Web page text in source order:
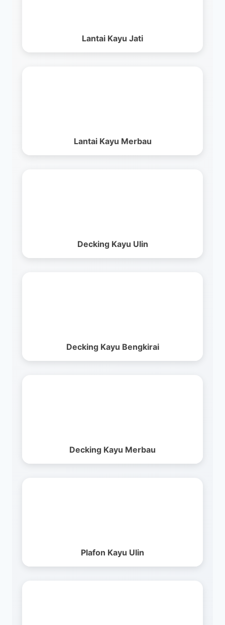
Lantai Kayu Jati
Lantai Kayu Merbau
Decking Kayu Ulin
Decking Kayu Bengkirai
Decking Kayu Merbau
Plafon Kayu Ulin